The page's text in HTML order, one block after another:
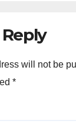
will not be
*